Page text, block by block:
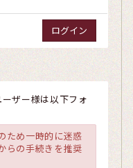
ザー様は以下フォ
ため一時的に迷惑
らの手続きを推奨